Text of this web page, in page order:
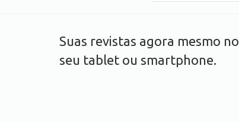
Suas revistas agora mesmo no
seu tablet ou smartphone.